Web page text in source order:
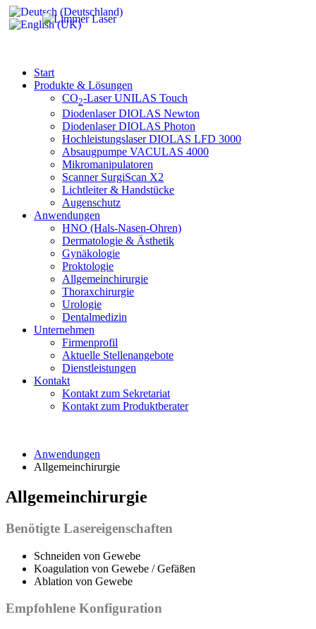
Start
Produkte & Lösungen
CO2-Laser UNILAS Touch
Diodenlaser DIOLAS Newton
Diodenlaser DIOLAS Photon
Hochleistungslaser DIOLAS LFD 3000
Absaugpumpe VACULAS 4000
Mikromanipulatoren
Scanner SurgiScan X2
Lichtleiter & Handstücke
Augenschutz
Anwendungen
HNO (Hals-Nasen-Ohren)
Dermatologie & Ästhetik
Gynäkologie
Proktologie
Allgemeinchirurgie
Thoraxchirurgie
Urologie
Dentalmedizin
Unternehmen
Firmenprofil
Aktuelle Stellenangebote
Dienstleistungen
Kontakt
Kontakt zum Sekretariat
Kontakt zum Produktberater
Anwendungen
Allgemeinchirurgie
Allgemeinchirurgie
Benötigte Lasereigenschaften
Schneiden von Gewebe
Koagulation von Gewebe / Gefäßen
Ablation von Gewebe
Empfohlene Konfiguration